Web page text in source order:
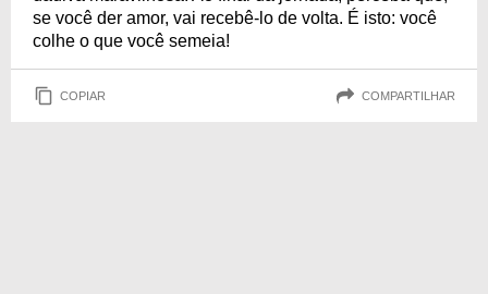
se você der amor, vai recebê-lo de volta. É isto: você
colhe o que você semeia!
COPIAR COMPARTILHAR